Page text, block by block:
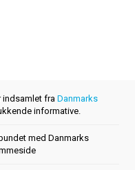
indsamlet fraDanmarks
informative.
med Danmarks